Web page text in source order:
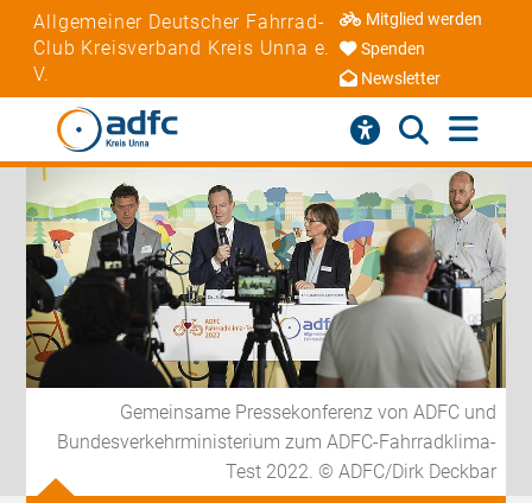
Allgemeiner Deutscher Fahrrad-
Club Kreisverband Kreis Unna e.
V.
Mitglied werden
Spenden
Newsletter
Gemeinsame Pressekonferenz von ADFC und
Bundesverkehrministerium zum ADFC-Fahrradklima-
Test 2022. © ADFC/Dirk Deckbar